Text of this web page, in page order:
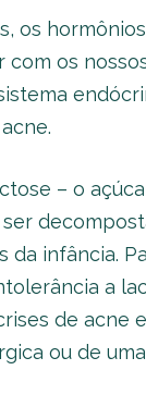
os
com os
– o
da infância.
a
de acne
ou de